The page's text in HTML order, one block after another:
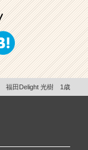
福田Delight 光樹 1歳